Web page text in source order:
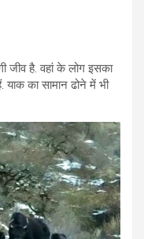
जीव है. वहां के लोग इसका
का सामान ढोने में भी